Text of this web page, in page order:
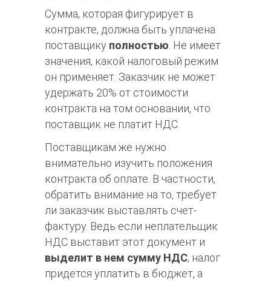
Сумма, которая фигурирует в
контракте, должна быть уплачена
поставщику полностью . Не имеет
значения, какой налоговый режим
он применяет. Заказчик не может
удержать 20% от стоимости
контракта на том основании, что
поставщик не платит НДС.
Поставщикам же нужно
внимательно изучить положения
контракта об оплате. В частности,
обратить внимание на то, требует
ли заказчик выставлять счет-
фактуру. Ведь если неплательщик
НДС выставит этот документ и
выделит в нем сумму НДС, налог
придется уплатить в бюджет, а